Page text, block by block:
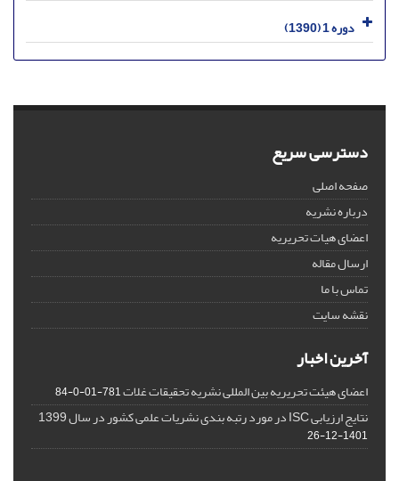
دوره 1 (1390)
دسترسی سریع
صفحه اصلی
درباره نشریه
اعضای هیات تحریریه
ارسال مقاله
تماس با ما
نقشه سایت
آخرین اخبار
اعضای هیئت تحریریه بین المللی نشریه تحقیقات غلات781-01-0-84
نتایج ارزیابی ISC در مورد رتبه بندی نشریات علمی کشور در سال 1399
1401-12-26